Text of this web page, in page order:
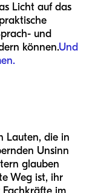
Licht auf das
und
können.Und
Lauten, die in
Unsinn
glauben
Weg ist, ihr